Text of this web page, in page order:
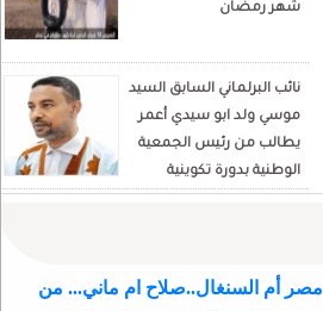
شهر رمضان
نائب البرلماني السابق السيد
موسي ولد ابو سيدي أعمر
يطالب من رئيس الجمعية
الوطنية بدورة تكوينية
للنواب الجديد
مصر أم السنغال..صلاح ام ماني... من